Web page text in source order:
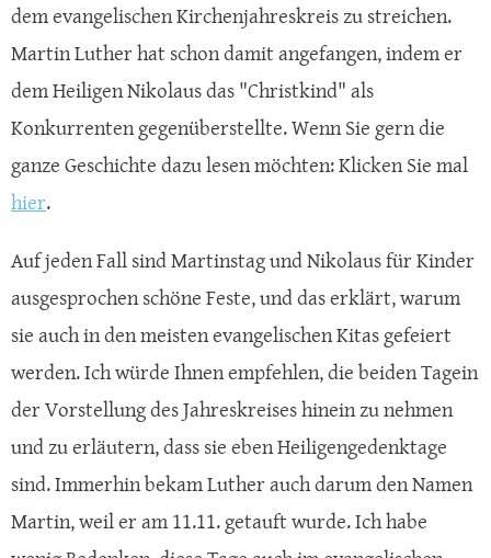
dem evangelischen Kirchenjahreskreis zu streichen.
Martin Luther hat schon damit angefangen, indem er
dem Heiligen Nikolaus das "Christkind" als
Konkurrenten gegenüberstellte. Wenn Sie gern die
ganze Geschichte dazu lesen möchten: Klicken Sie mal
hier.
Auf jeden Fall sind Martinstag und Nikolaus für Kinder
ausgesprochen schöne Feste, und das erklärt, warum
sie auch in den meisten evangelischen Kitas gefeiert
werden. Ich würde Ihnen empfehlen, die beiden Tagein
der Vorstellung des Jahreskreises hinein zu nehmen
und zu erläutern, dass sie eben Heiligengedenktage
sind. Immerhin bekam Luther auch darum den Namen
Martin, weil er am 11.11. getauft wurde. Ich habe